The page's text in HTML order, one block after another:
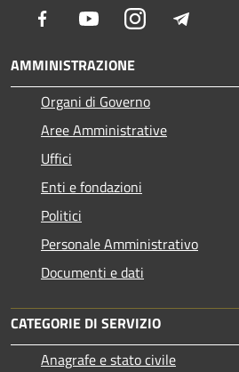
Facebook YoutubeInstagram
AMMINISTRAZIONE
Organi di Governo
Aree Amministrative
Uffici
Enti e fondazioni
Politici
Personale Amministrativo
Documenti e dati
CATEGORIE DI SERVIZIO
Anagrafe e stato civile